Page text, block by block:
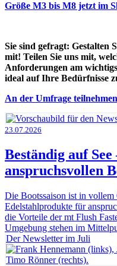
Größe M3 bis M8 jetzt im
Sie sind gefragt: Gestalten
mit! Teilen Sie uns mit,
Anforderungen am
ideal auf Ihre Bedürfnisse
An der Umfrage
23.07.2026
Beständig auf
anspruchsvollen
Die Bootssaison ist in vollem
Edelstahlprodukte für
die Vorteile der mt Flush
Umgebung stehen im
Der Newsletter im Juli